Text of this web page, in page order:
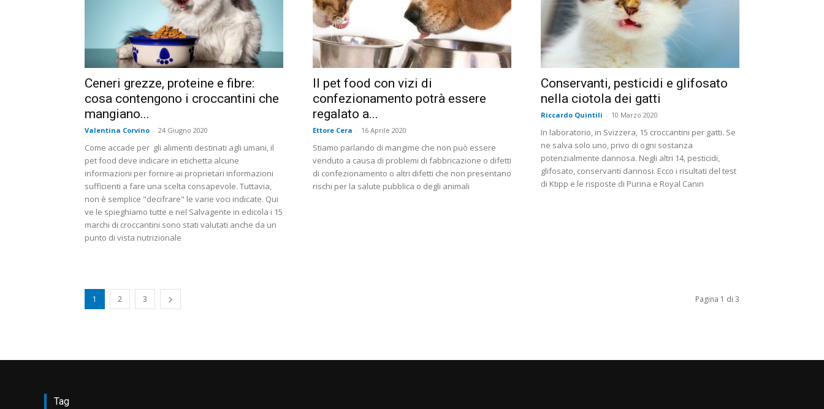
Ceneri grezze, proteine e fibre:
cosa contengono i croccantini che
mangiano...
Valentina Corvino - 24 Giugno 2020
Come accade per gli alimenti destinati agli umani, il
pet food deve indicare in etichetta alcune
informazioni per fornire ai proprietari informazioni
sufficienti a fare una scelta consapevole. Tuttavia,
non è semplice "decifrare" le varie voci indicate. Qui
ve le spieghiamo tutte e nel Salvagente in edicola i 15
marchi di croccantini sono stati valutati anche da un
punto di vista nutrizionale
Il pet food con vizi di
confezionamento potrà essere
regalato a...
Ettore Cera - 16 Aprile 2020
Stiamo parlando di mangime che non può essere
venduto a causa di problemi di fabbricazione o difetti
di confezionamento o altri difetti che non presentano
rischi per la salute pubblica o degli animali
Conservanti, pesticidi e glifosato
nella ciotola dei gatti
Riccardo Quintili - 10 Marzo 2020
In laboratorio, in Svizzera, 15 croccantini per gatti. Se
ne salva solo uno, privo di ogni sostanza
potenzialmente dannosa. Negli altri 14, pesticidi,
glifosato, conservanti dannosi. Ecco i risultati del test
di Ktipp e le risposte di Purina e Royal Canin
1 2 3 Pagina 1 di 3
Tag